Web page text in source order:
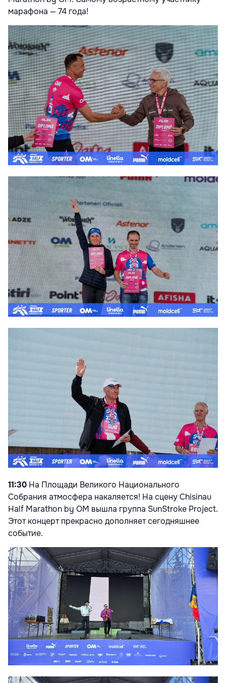
марафона — 74 года!
11:30 На Площади Великого Национального
Собрания атмосфера накаляется! На сцену Chisinau
Half Marathon by OM вышла группа SunStroke Project.
Этот концерт прекрасно дополняет сегодняшнее
событие.